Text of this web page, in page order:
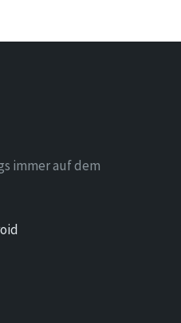
immer auf dem